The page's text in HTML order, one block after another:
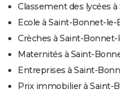
Classement des lycées
Ecole à Saint-Bonnet-le-
Crèches à Saint-Bonnet-
Maternités à Saint-
Entreprises à Saint-
Prix immobilier à Saint-